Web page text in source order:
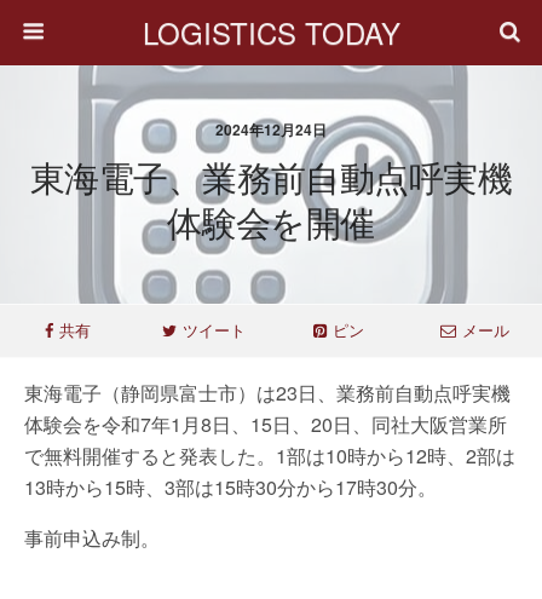
LOGISTICS TODAY
2024年12月24日
東海電子、業務前自動点呼実機
体験会を開催
共有 ツイート ピン メール
東海電子（静岡県富士市）は23日、業務前自動点呼実機
体験会を令和7年1月8日、15日、20日、同社大阪営業所
で無料開催すると発表した。1部は10時から12時、2部は
13時から15時、3部は15時30分から17時30分。
事前申込み制。